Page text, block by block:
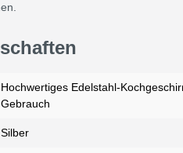
Hochwertiges Edelstahl-
Gebrauch
Silber